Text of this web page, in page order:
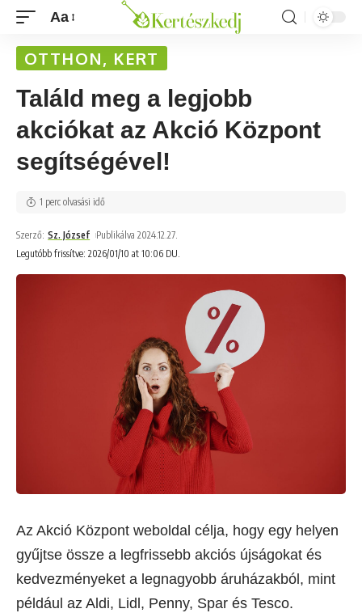
Aa
OTTHON, KERT
Találd meg a legjobb
akciókat az Akció Központ
segítségével!
Legutóbb frissítve: 2026/01/10 at 10:06 DU.
Szerző: Sz. József Publikálva 2024.12.27.
1 perc olvasási idő
Az Akció Központ weboldal célja, hogy egy helyen
gyűjtse össze a legfrissebb akciós újságokat és
kedvezményeket a legnagyobb áruházakból, mint
például az Aldi, Lidl, Penny, Spar és Tesco.